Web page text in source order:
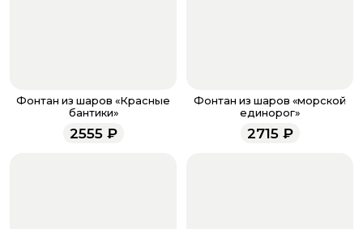
звоните по номеру телефона
напишите WhatsApp
+7 937 333-66-53. Наши
менеджеры работают ежедневно с 9.00 до 23.00 и
всегда рады проконсультировать вас.
Фонтан из шаров «Красные
бантики»
2555₽
Фонтан из шаров «морской
единорог»
2715₽